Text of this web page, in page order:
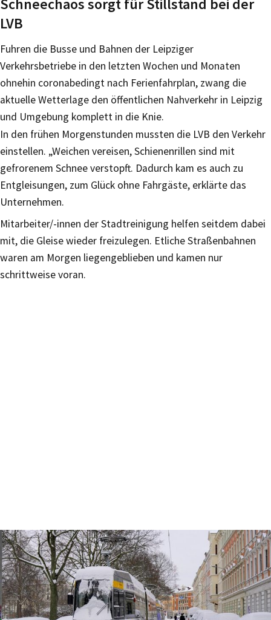
Schneechaos sorgt für Stillstand bei der
LVB
Fuhren die Busse und Bahnen der Leipziger
Verkehrsbetriebe in den letzten Wochen und Monaten
ohnehin coronabedingt nach Ferienfahrplan, zwang die
aktuelle Wetterlage den öffentlichen Nahverkehr in Leipzig
und Umgebung komplett in die Knie.
In den frühen Morgenstunden mussten die LVB den Verkehr
einstellen. „Weichen vereisen, Schienenrillen sind mit
gefrorenem Schnee verstopft. Dadurch kam es auch zu
Entgleisungen, zum Glück ohne Fahrgäste, erklärte das
Unternehmen.
Mitarbeiter/-innen der Stadtreinigung helfen seitdem dabei
mit, die Gleise wieder freizulegen. Etliche Straßenbahnen
waren am Morgen liegengeblieben und kamen nur
schrittweise voran.